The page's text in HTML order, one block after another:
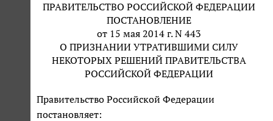
ПРАВИТЕЛЬСТВО РОССИЙСКОЙ ФЕДЕРАЦИИ
ПОСТАНОВЛЕНИЕ
от 15 мая 2014 г. N 443
О ПРИЗНАНИИ УТРАТИВШИМИ СИЛУ
НЕКОТОРЫХ РЕШЕНИЙ ПРАВИТЕЛЬСТВА
РОССИЙСКОЙ ФЕДЕРАЦИИ
Правительство Российской Федерации
постановляет: